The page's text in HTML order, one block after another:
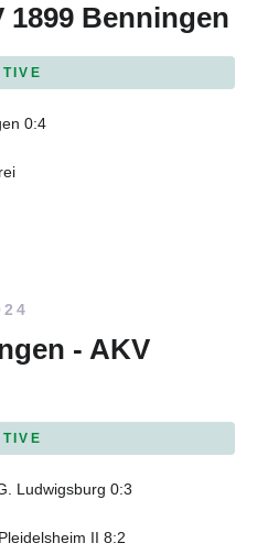
1899 Benningen
0:4
- AKV
Ludwigsburg 0:3
II 8:2